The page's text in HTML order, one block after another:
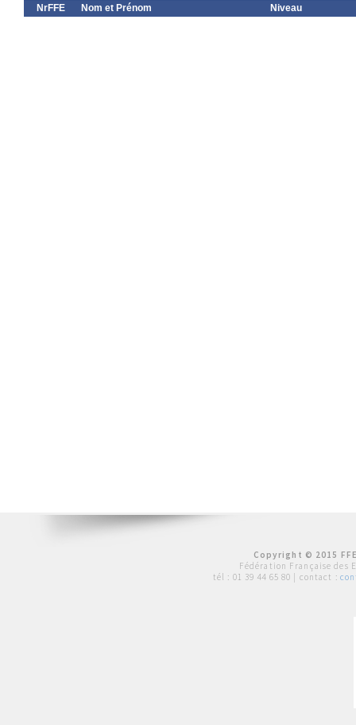
NrFFE Nom et Prénom Niveau
Copyright © 2015
Fédération Française des
tél : 01 39 44 65 80 | contact :